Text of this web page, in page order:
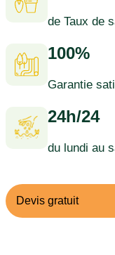
de Taux de
100%
Garantie
24h/24
du lundi au
Devis gratuit